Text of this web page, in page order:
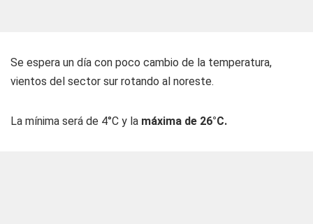
Se espera un día con poco cambio de la temperatura,
vientos del sector sur rotando al noreste.
La mínima será de 4°C y la máxima de 26°C.